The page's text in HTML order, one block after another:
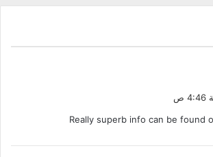
Really superb info can be found